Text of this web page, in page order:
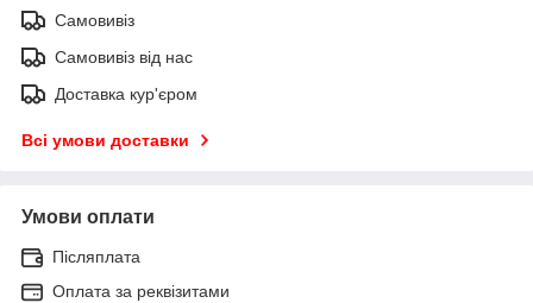
Самовивіз
Самовивіз від нас
Доставка кур'єром
Всі умови доставки
Умови оплати
Післяплата
Оплата за реквізитами